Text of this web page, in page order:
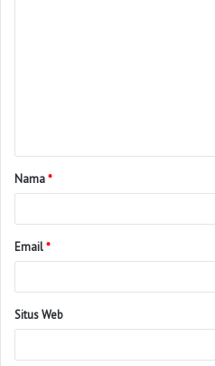
Nama*
Email*
Situs Web